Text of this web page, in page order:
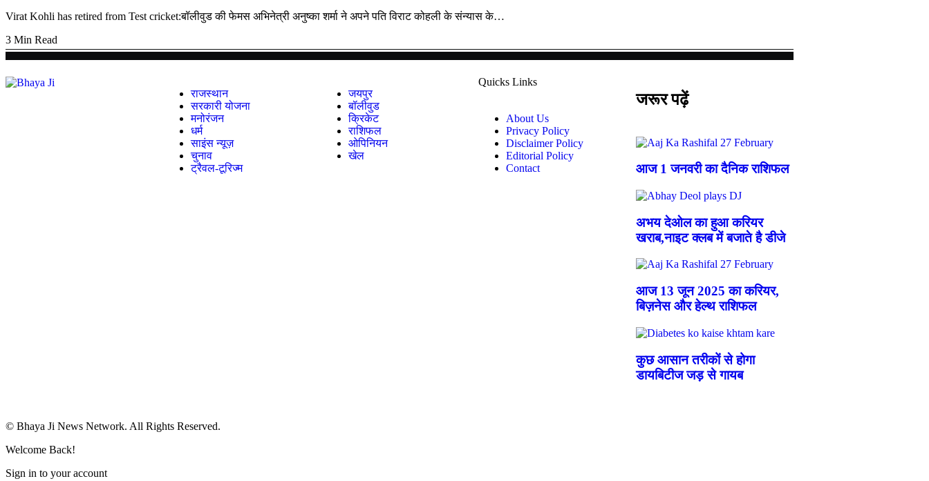
Virat Kohli has retired from Test cricket:बॉलीवुड की फेमस अभिनेत्री अनुष्का शर्मा ने अपने पति विराट कोहली के संन्यास के…
3 Min Read
राजस्थान
सरकारी योजना
मनोरंजन
धर्म
साइंस न्यूज़
चुनाव
ट्रैवल-टूरिज्म
जयपुर
बॉलीवुड
क्रिकेट
राशिफल
ओपिनियन
खेल
Quicks Links
About Us
Privacy Policy
Disclaimer Policy
Editorial Policy
Contact
जरूर पढ़ें
आज 1 जनवरी का दैनिक राशिफल
अभय देओल का हुआ करियर
खराब,नाइट क्लब में बजाते है डीजे
आज 13 जून 2025 का करियर,
बिज़नेस और हेल्थ राशिफल
कुछ आसान तरीकों से होगा
डायबिटीज जड़ से गायब
© Bhaya Ji News Network. All Rights Reserved.
Welcome Back!
Sign in to your account